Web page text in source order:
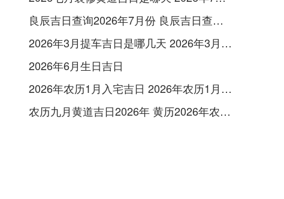
良辰吉日查询2026年7月份 良辰吉日查询2026年1月份
2026年3月提车吉日是哪几天 2026年3月26号提车
2026年6月生日吉日
2026年农历1月入宅吉日 2026年农历1月入宅最好的日子
农历九月黄道吉日2026年 黄历2026年农历九月黄道吉日查询